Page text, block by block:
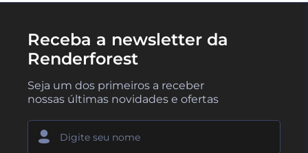
Receba a newsletter da
Renderforest
Seja um dos primeiros a receber
nossas últimas novidades e ofertas